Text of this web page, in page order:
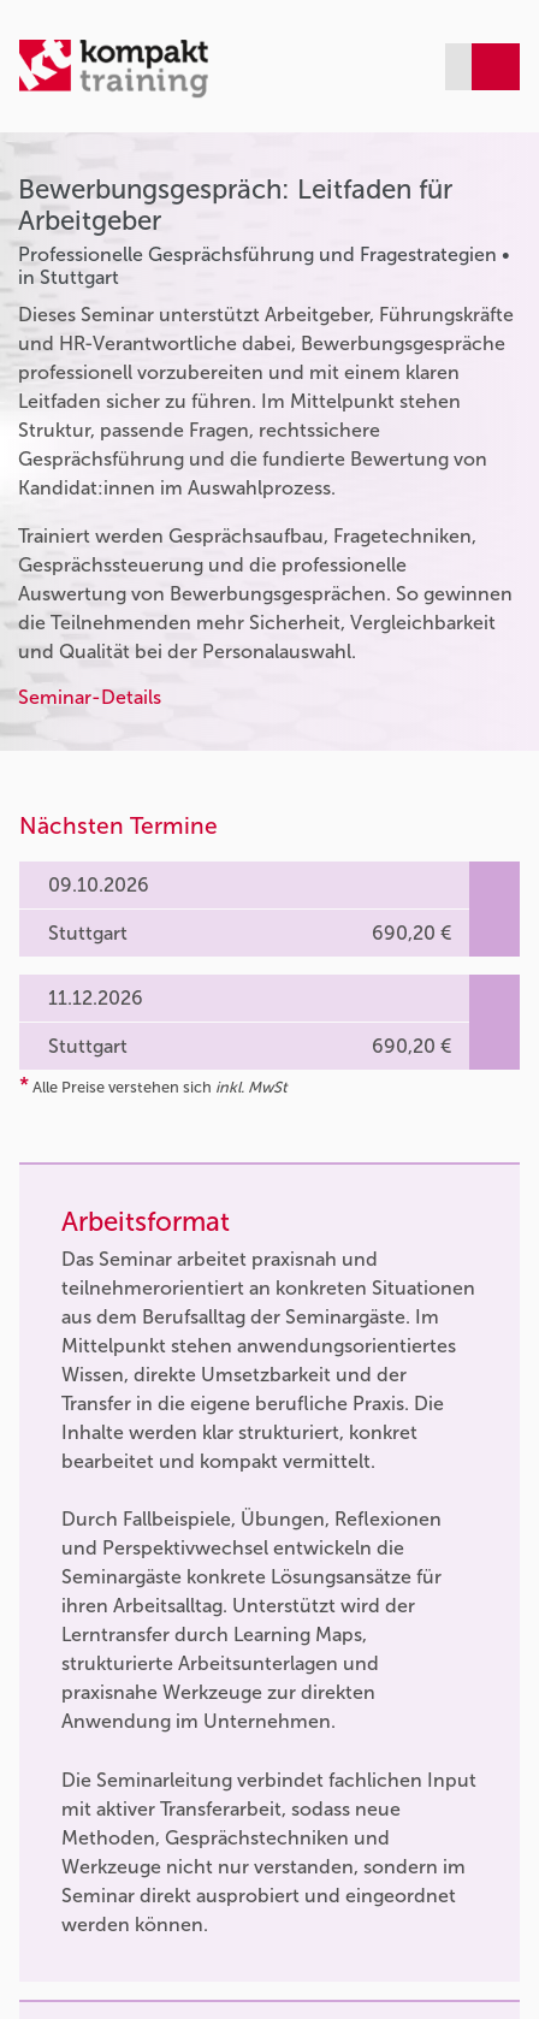
Bewerbungsgespräch: Leitfaden für
Arbeitgeber
Professionelle Gesprächsführung und Fragestrategien •
in Stuttgart
Dieses Seminar unterstützt Arbeitgeber, Führungskräfte
und HR-Verantwortliche dabei, Bewerbungsgespräche
professionell vorzubereiten und mit einem klaren
Leitfaden sicher zu führen. Im Mittelpunkt stehen
Struktur, passende Fragen, rechtssichere
Gesprächsführung und die fundierte Bewertung von
Kandidat:innen im Auswahlprozess.
Trainiert werden Gesprächsaufbau, Fragetechniken,
Gesprächssteuerung und die professionelle
Auswertung von Bewerbungsgesprächen. So gewinnen
die Teilnehmenden mehr Sicherheit, Vergleichbarkeit
und Qualität bei der Personalauswahl.
Seminar-Details
Nächsten Termine
09.10.2026
Stuttgart 690,20 €
11.12.2026
Stuttgart 690,20 €
* Alle Preise verstehen sich inkl. MwSt
Arbeitsformat
Das Seminar arbeitet praxisnah und
teilnehmerorientiert an konkreten Situationen
aus dem Berufsalltag der Seminargäste. Im
Mittelpunkt stehen anwendungsorientiertes
Wissen, direkte Umsetzbarkeit und der
Transfer in die eigene berufliche Praxis. Die
Inhalte werden klar strukturiert, konkret
bearbeitet und kompakt vermittelt.
Durch Fallbeispiele, Übungen, Reflexionen
und Perspektivwechsel entwickeln die
Seminargäste konkrete Lösungsansätze für
ihren Arbeitsalltag. Unterstützt wird der
Lerntransfer durch Learning Maps,
strukturierte Arbeitsunterlagen und
praxisnahe Werkzeuge zur direkten
Anwendung im Unternehmen.
Die Seminarleitung verbindet fachlichen Input
mit aktiver Transferarbeit, sodass neue
Methoden, Gesprächstechniken und
Werkzeuge nicht nur verstanden, sondern im
Seminar direkt ausprobiert und eingeordnet
werden können.